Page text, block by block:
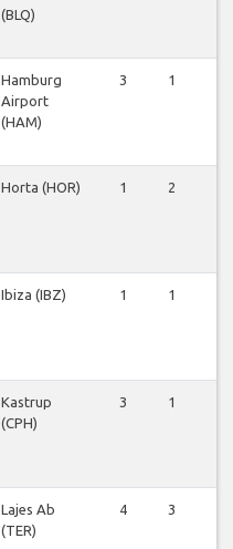
(BLQ)
Hamburg
Airport
(HAM)
3 1
Horta (HOR) 1 2
Ibiza (IBZ) 1 1
Kastrup
(CPH)
3 1
Lajes Ab
(TER)
4 3